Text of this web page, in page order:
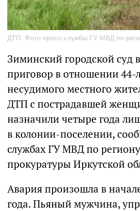
ДТП. Фото пресс-службы ГУ МВД по
Зиминский городской суд
приговор в отношении 44-
несудимого местного
ДТП с пострадавшей
назначили четыре года
в колонии-поселении,
службах ГУ МВД по
прокуратуры Иркутской
Авария произошла в
года. Пьяный мужчина,